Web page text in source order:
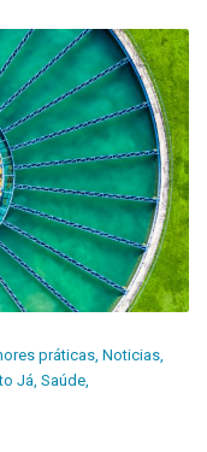
práticas, Noticias,
Já, Saúde,